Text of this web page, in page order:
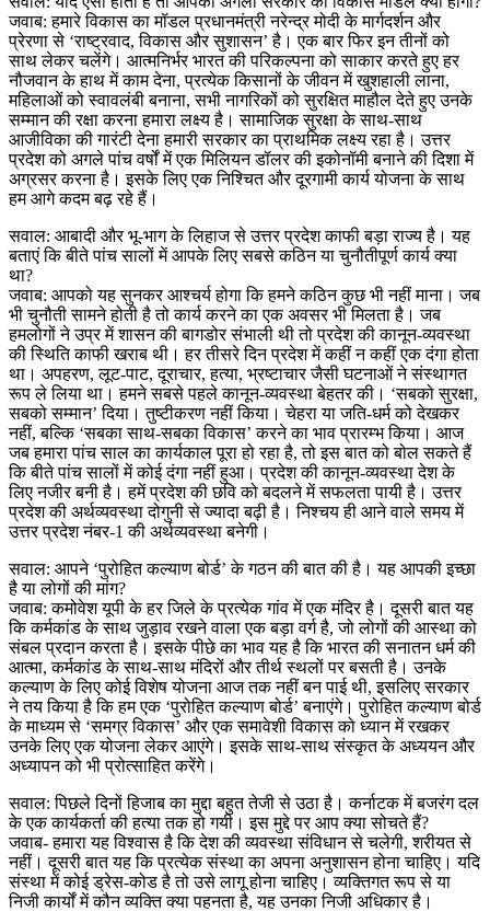
जवाब: हमारे विकास का मॉडल प्रधानमंत्री नरेन्द्र मोदी के मार्गदर्शन और
प्रेरणा से ‘राष्ट्रवाद, विकास और सुशासन’ है। एक बार फिर इन तीनों को
साथ लेकर चलेंगे। आत्मनिर्भर भारत की परिकल्पना को साकार करते हुए हर
नौजवान के हाथ में काम देना, प्रत्येक किसानों के जीवन में खुशहाली लाना,
महिलाओं को स्वावलंबी बनाना, सभी नागरिकों को सुरक्षित माहौल देते हुए उनके
सम्मान की रक्षा करना हमारा लक्ष्य है। सामाजिक सुरक्षा के साथ-साथ
आजीविका की गारंटी देना हमारी सरकार का प्राथमिक लक्ष्य रहा है। उत्तर
प्रदेश को अगले पांच वर्षों में एक मिलियन डॉलर की इकोनॉमी बनाने की दिशा में
अग्रसर करना है। इसके लिए एक निश्चित और दूरगामी कार्य योजना के साथ
हम आगे कदम बढ़ रहे हैं।
सवाल: आबादी और भू-भाग के लिहाज से उत्तर प्रदेश काफी बड़ा राज्य है। यह
बताएं कि बीते पांच सालों में आपके लिए सबसे कठिन या चुनौतीपूर्ण कार्य क्या
था?
जवाब: आपको यह सुनकर आश्चर्य होगा कि हमने कठिन कुछ भी नहीं माना। जब
भी चुनौती सामने होती है तो कार्य करने का एक अवसर भी मिलता है। जब
हमलोगों ने उप्र में शासन की बागडोर संभाली थी तो प्रदेश की कानून-व्यवस्था
की स्थिति काफी खराब थी। हर तीसरे दिन प्रदेश में कहीं न कहीं एक दंगा होता
था। अपहरण, लूट-पाट, दूराचार, हत्या, भ्रष्टाचार जैसी घटनाओं ने संस्थागत
रूप ले लिया था। हमने सबसे पहले कानून-व्यवस्था बेहतर की। ‘सबको सुरक्षा,
सबको सम्मान’ दिया। तुष्टीकरण नहीं किया। चेहरा या जति-धर्म को देखकर
नहीं, बल्कि ‘सबका साथ-सबका विकास’ करने का भाव प्रारम्भ किया। आज
जब हमारा पांच साल का कार्यकाल पूरा हो रहा है, तो इस बात को बोल सकते हैं
कि बीते पांच सालों में कोई दंगा नहीं हुआ। प्रदेश की कानून-व्यवस्था देश के
लिए नजीर बनी है। हमें प्रदेश की छवि को बदलने में सफलता पायी है। उत्तर
प्रदेश की अर्थव्यवस्था दोगुनी से ज्यादा बढ़ी है। निश्चय ही आने वाले समय में
उत्तर प्रदेश नंबर-1 की अर्थव्यवस्था बनेगी।
सवाल: आपने ‘पुरोहित कल्याण बोर्ड’ के गठन की बात की है। यह आपकी इच्छा
है या लोगों की मांग?
जवाब: कमोवेश यूपी के हर जिले के प्रत्येक गांव में एक मंदिर है। दूसरी बात यह
कि कर्मकांड के साथ जुड़ाव रखने वाला एक बड़ा वर्ग है, जो लोगों की आस्था को
संबल प्रदान करता है। इसके पीछे का भाव यह है कि भारत की सनातन धर्म की
आत्मा, कर्मकांड के साथ-साथ मंदिरों और तीर्थ स्थलों पर बसती है। उनके
कल्याण के लिए कोई विशेष योजना आज तक नहीं बन पाई थी, इसलिए सरकार
ने तय किया है कि हम एक ‘पुरोहित कल्याण बोर्ड’ बनाएंगे। पुरोहित कल्याण बोर्ड
के माध्यम से ‘समग्र विकास’ और एक समावेशी विकास को ध्यान में रखकर
उनके लिए एक योजना लेकर आएंगे। इसके साथ-साथ संस्कृत के अध्ययन और
अध्यापन को भी प्रोत्साहित करेंगे।
सवाल: पिछले दिनों हिजाब का मुद्दा बहुत तेजी से उठा है। कर्नाटक में बजरंग दल
के एक कार्यकर्ता की हत्या तक हो गयी। इस मुद्दे पर आप क्या सोचते हैं?
जवाब- हमारा यह विश्वास है कि देश की व्यवस्था संविधान से चलेगी, शरीयत से
नहीं। दूसरी बात यह कि प्रत्येक संस्था का अपना अनुशासन होना चाहिए। यदि
संस्था में कोई ड्रेस-कोड है तो उसे लागू होना चाहिए। व्यक्तिगत रूप से या
निजी कार्यों में कौन व्यक्ति क्या पहनता है, यह उनका निजी अधिकार है।